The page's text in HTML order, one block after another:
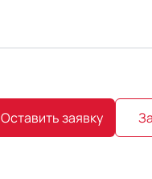
Оставить заявку